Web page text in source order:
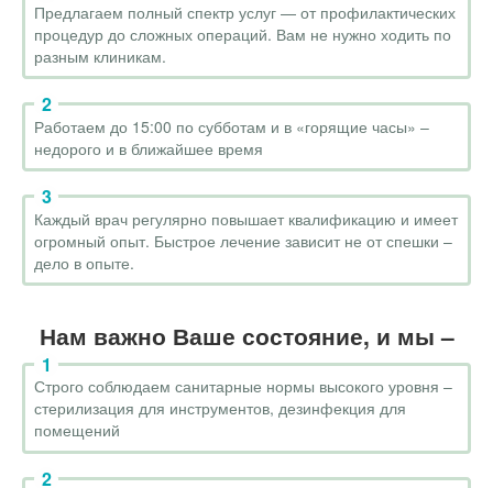
Предлагаем полный спектр услуг — от профилактических
процедур до сложных операций. Вам не нужно ходить по
разным клиникам.
Работаем до 15:00 по субботам и в «горящие часы» –
недорого и в ближайшее время
Каждый врач регулярно повышает квалификацию и имеет
огромный опыт. Быстрое лечение зависит не от спешки –
дело в опыте.
Нам важно Ваше состояние, и мы –
Строго соблюдаем санитарные нормы высокого уровня –
стерилизация для инструментов, дезинфекция для
помещений